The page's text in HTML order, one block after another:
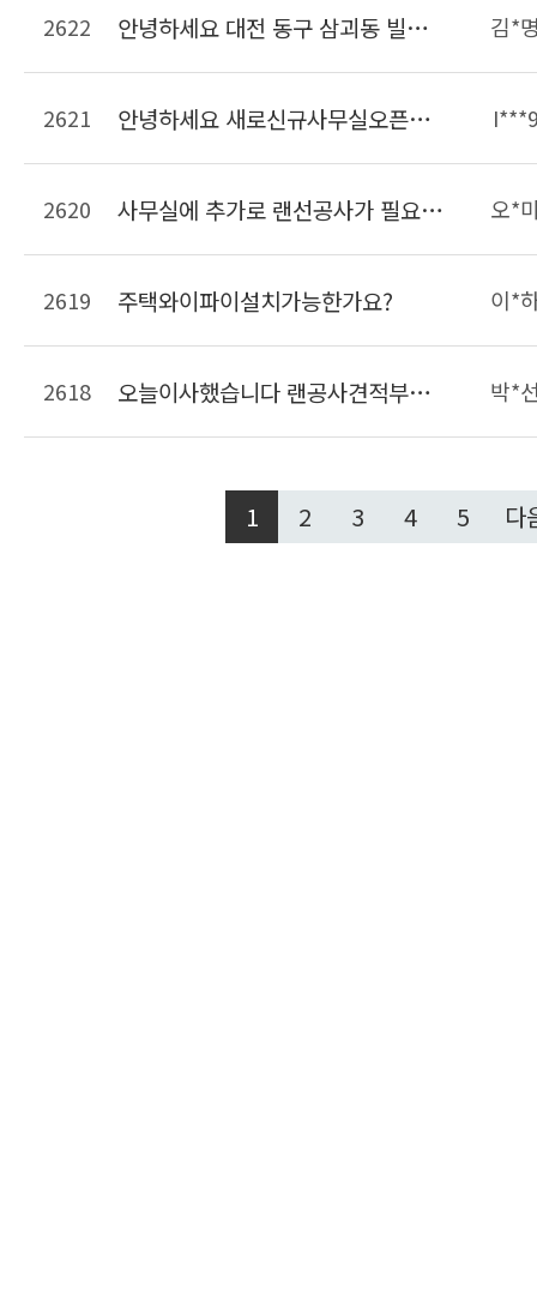
2622 안녕하세요 대전 동구 삼괴동 빌라인데 14세대입니다. 주차장쪽에 전화용구선단자함이 있고 집내부에는 단자함이 없습니다. 전화선코드만있는데 아파트처럼 인터넷을 사용할려면 얼마나 나오나요?? 김*
2621 안녕하세요 새로신규사무실오픈준비중인데요 현장방문해서 랜공사 견적가능한가요 랜공사 금액 비용을 알수있을가요 연락주세요~
2620 사무실에 추가로 랜선공사가 필요합니다.연락주세요 오*
2619 주택와이파이설치가능한가요? 이*
2618 오늘이사했습니다 랜공사견적부탁드려요 박*
1 2 3 4 5 다